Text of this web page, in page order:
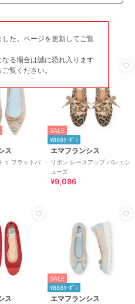
ューズ
ス
ゥ フラットバ
SALE
¥888ｸｰﾎﾟﾝ
エマフランシス
リボン レースアップ バレエシ
ューズ
¥9,086
ス
SALE
¥888ｸｰﾎﾟﾝ
エマフランシス
た。ページを更新してご覧
る場合は誠に恐れ入ります
覧ください。